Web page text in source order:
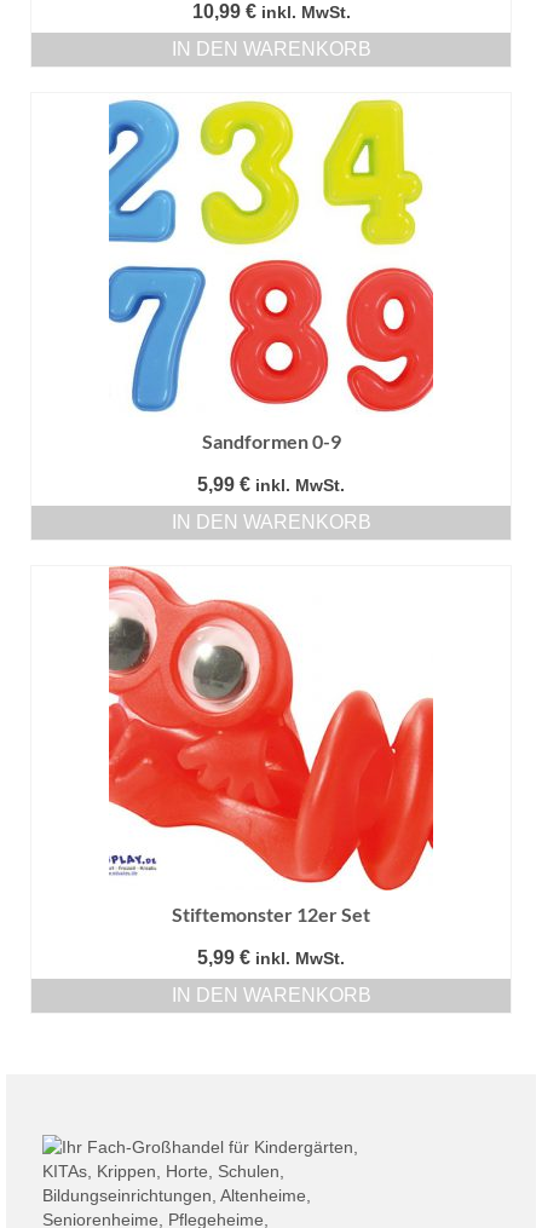
10,99 € inkl. MwSt.
IN DEN WARENKORB
Sandformen 0-9
5,99 € inkl. MwSt.
IN DEN WARENKORB
Stiftemonster 12er Set
5,99 € inkl. MwSt.
IN DEN WARENKORB